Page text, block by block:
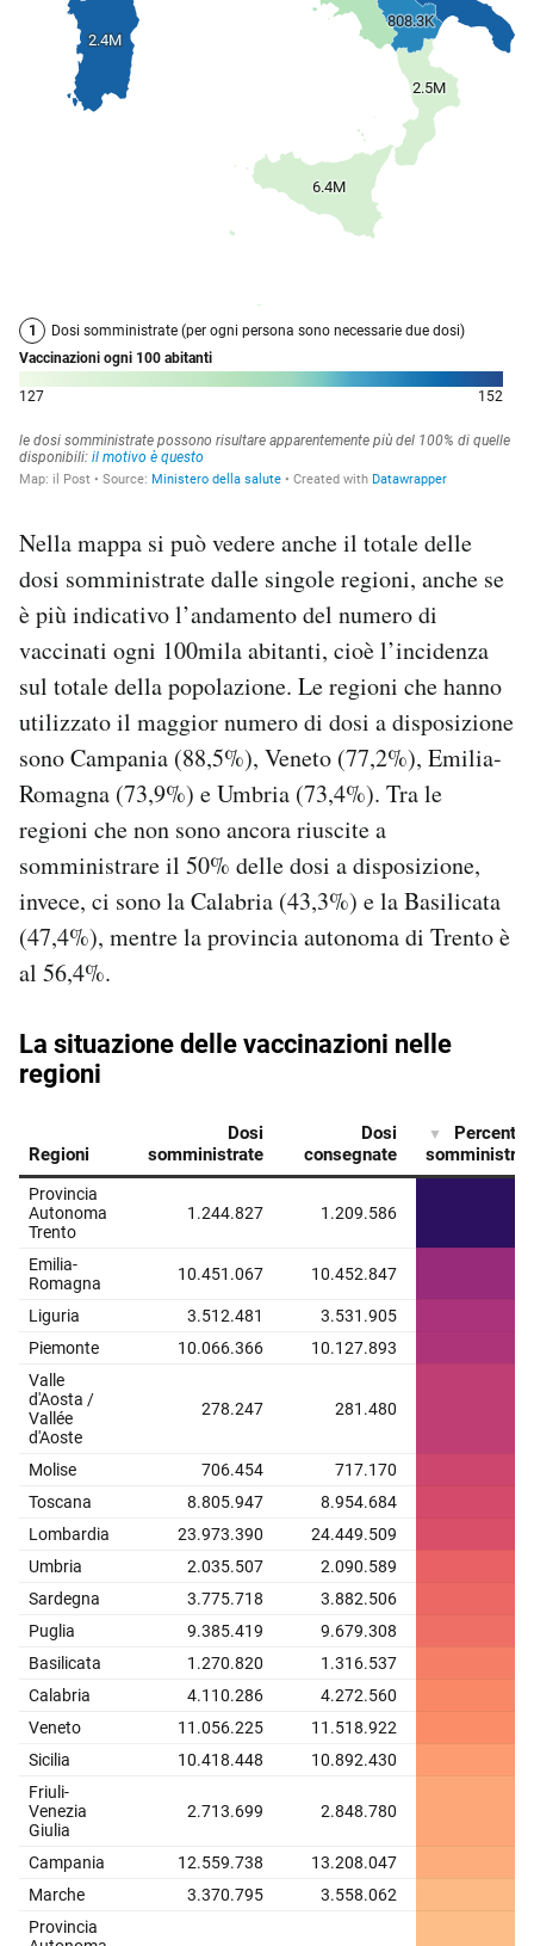
Nella mappa si può vedere anche il totale delle
dosi somministrate dalle singole regioni, anche se
è più indicativo l’andamento del numero di
vaccinati ogni 100mila abitanti, cioè l’incidenza
sul totale della popolazione. Le regioni che hanno
utilizzato il maggior numero di dosi a disposizione
sono Campania (88,5%), Veneto (77,2%), Emilia-
Romagna (73,9%) e Umbria (73,4%). Tra le
regioni che non sono ancora riuscite a
somministrare il 50% delle dosi a disposizione,
invece, ci sono la Calabria (43,3%) e la Basilicata
(47,4%), mentre la provincia autonoma di Trento è
al 56,4%.